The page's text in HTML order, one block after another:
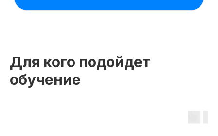
Для кого подойдет
обучение